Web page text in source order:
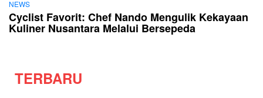
NEWS
Cyclist Favorit: Chef Nando Mengulik Kekayaan
Kuliner Nusantara Melalui Bersepeda
TERBARU